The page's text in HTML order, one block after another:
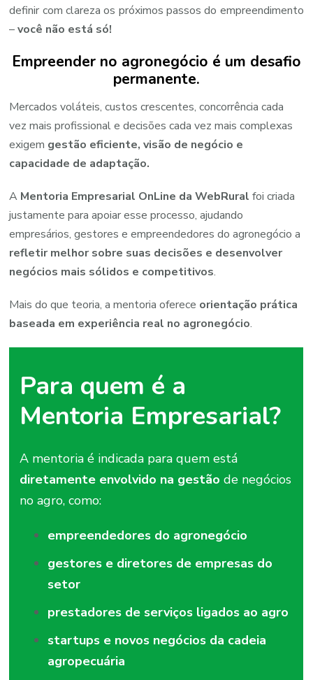
definir comclarezaos próximos passosdo empreendimento
–você não está só!
Empreender no agronegócio é um desafio
permanente.
Mercadosvoláteis,custoscrescentes,concorrênciacada
vezmaisprofissionaledecisõescadavezmaiscomplexas
exigem gestão eficiente,visão de negócio e
capacidade de adaptação.
A Mentoria Empresarial OnLine daWebRural foicriada
justamenteparaapoiaresseprocesso,ajudando
empresários,gestoreseempreendedoresdoagronegócioa
refletirmelhorsobre suas decisões e desenvolver
negócios mais sólidos e competitivos.
Maisdoque teoria,amentoriaoferece orientação prática
baseada em experiência real no agronegócio.
Para quem é a
Mentoria Empresarial?
A mentoriaé indicada paraquemestá
diretamente envolvido na gestão de negócios
noagro,como:
empreendedores do agronegócio
gestores e diretores de empresas do
setor
prestadores de serviços ligados ao agro
startups e novos negócios da cadeia
agropecuária